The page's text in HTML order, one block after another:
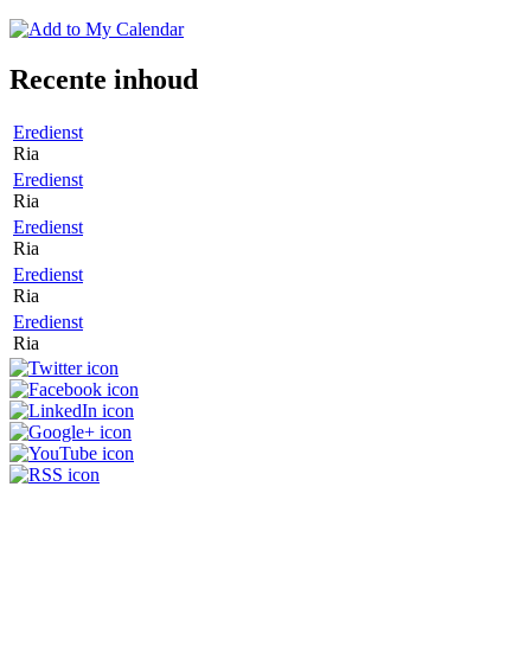
Recente inhoud
Eredienst
Ria
Eredienst
Ria
Eredienst
Ria
Eredienst
Ria
Eredienst
Ria